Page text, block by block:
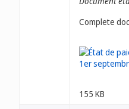
Complete
155 KB